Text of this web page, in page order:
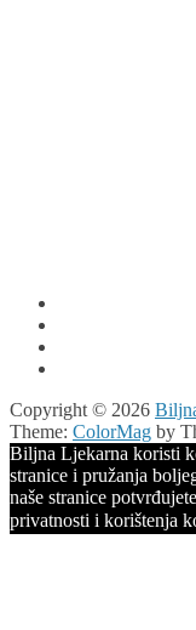
Copyright © 2026
Theme: ColorMag by
Biljna Ljekarna koristi
stranice i pružanja
naše stranice
privatnosti i korištenja